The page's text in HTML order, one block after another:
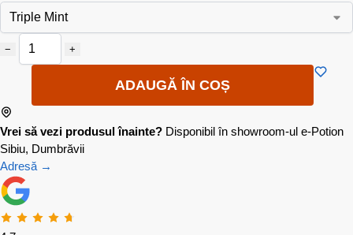
− +
ADAUGĂ ÎN COȘ
Vrei să vezi produsul înainte? Disponibil în showroom-ul e-Potion
Sibiu, Dumbrăvii
Adresă →